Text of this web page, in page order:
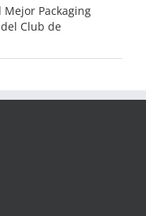
Mejor Packaging
Club de